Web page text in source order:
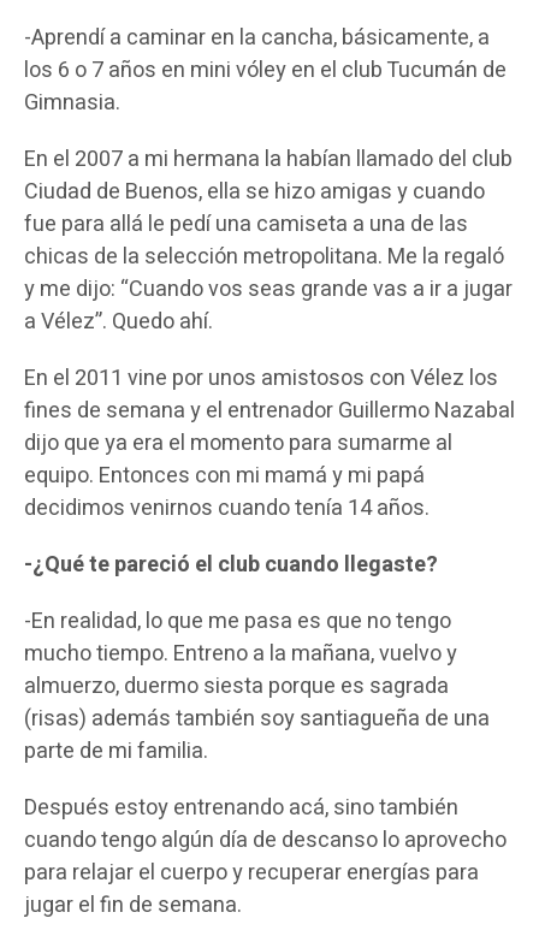
-Aprendí a caminar en la cancha, básicamente, a
los 6 o 7 años en mini vóley en el club Tucumán de
Gimnasia.
En el 2007 a mi hermana la habían llamado del club
Ciudad de Buenos, ella se hizo amigas y cuando
fue para allá le pedí una camiseta a una de las
chicas de la selección metropolitana. Me la regaló
y me dijo: “Cuando vos seas grande vas a ir a jugar
a Vélez”. Quedo ahí.
En el 2011 vine por unos amistosos con Vélez los
fines de semana y el entrenador Guillermo Nazabal
dijo que ya era el momento para sumarme al
equipo. Entonces con mi mamá y mi papá
decidimos venirnos cuando tenía 14 años.
-¿Qué te pareció el club cuando llegaste?
-En realidad, lo que me pasa es que no tengo
mucho tiempo. Entreno a la mañana, vuelvo y
almuerzo, duermo siesta porque es sagrada
(risas) además también soy santiagueña de una
parte de mi familia.
Después estoy entrenando acá, sino también
cuando tengo algún día de descanso lo aprovecho
para relajar el cuerpo y recuperar energías para
jugar el fin de semana.